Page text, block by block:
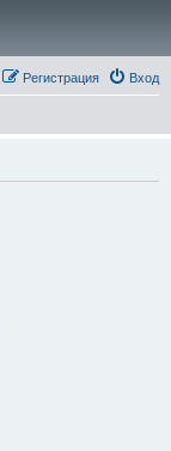
Вход
Регистрация